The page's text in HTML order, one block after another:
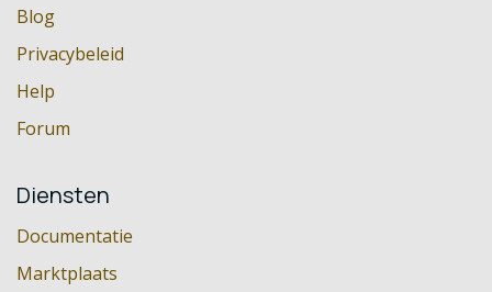
Blog
Privacybeleid
Help
Forum
Diensten
Documentatie
Marktplaats